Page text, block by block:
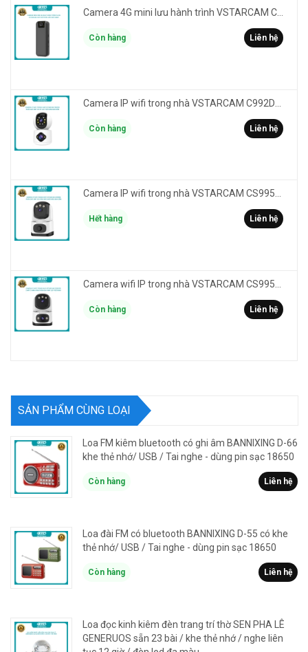
Camera 4G mini lưu hành trình VSTARCAM CB77 phân giải 3MP FullHD 1080P - Action cam quay Vlog
Còn hàng Liên hệ
Còn hàng Liên hệ
Camera IP wifi trong nhà VSTARCAM CS995M phân giải 2MP HD led trợ sáng - cảnh báo khói, gas, cháy
Hết hàng Liên hệ
Còn hàng Liên hệ
SẢN PHẨM CÙNG LOẠI
Loa FM kiêm bluetooth có ghi âm BANNIXING D-66
khe thẻ nhớ/ USB / Tai nghe - dùng pin sạc 18650
Còn hàng Liên hệ
Loa đài FM có bluetooth BANNIXING D-55 có khe
thẻ nhớ/ USB / Tai nghe - dùng pin sạc 18650
Còn hàng Liên hệ
Loa đọc kinh kiêm đèn trang trí thờ SEN PHA LÊ
GENERUOS sẵn 23 bài / khe thẻ nhớ / nghe liên